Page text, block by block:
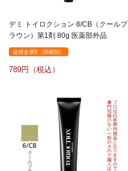
デミ トイロクション 8/CB（クールブ
ラウン）第1剤 80g 医薬部外品
提携倉庫B（同梱別）
789